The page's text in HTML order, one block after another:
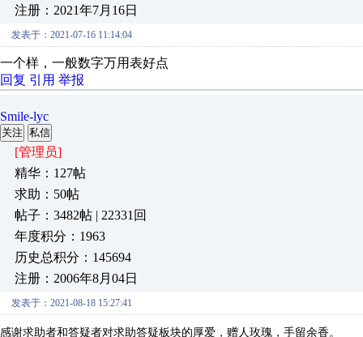
注册：2021年7月16日
发表于：2021-07-16 11:14:04
一个样，一般数字万用表好点
回复 引用 举报
Smile-lyc
关注 私信
[管理员]
精华：127帖
求助：50帖
帖子：3482帖 | 22331回
年度积分：1963
历史总积分：145694
注册：2006年8月04日
发表于：2021-08-18 15:27:41
感谢求助者和答疑者对求助答疑板块的厚爱，赠人玫瑰，手留余香。